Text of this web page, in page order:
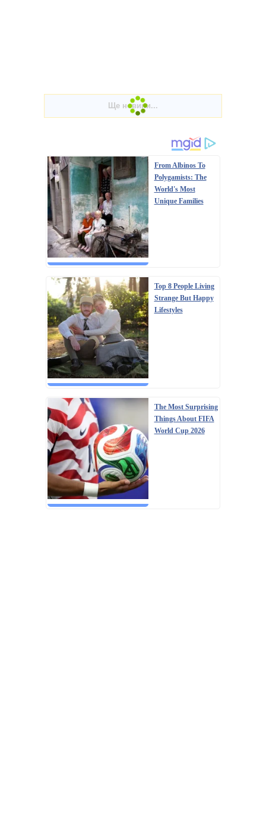
From Albinos To
Polygamists: The
World's Most
Unique Families
Top 8 People Living
Strange But Happy
Lifestyles
The Most Surprising
Things About FIFA
World Cup 2026